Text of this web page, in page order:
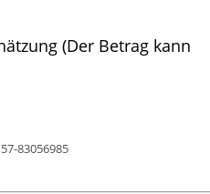
(Der Betrag kann
83056985